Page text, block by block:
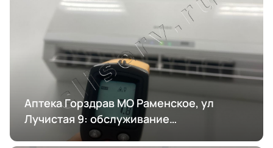
Аптека Горздрав МО Раменское, ул
Лучистая 9: обслуживание
кондиционирования